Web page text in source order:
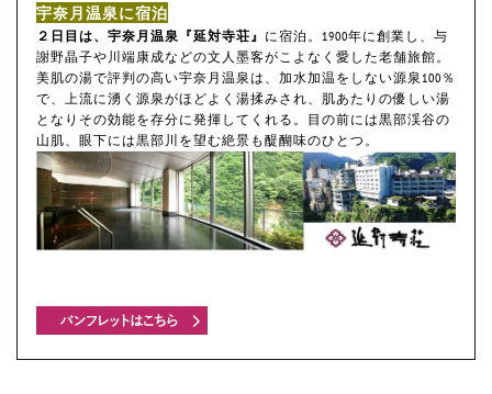
宇奈月温泉に宿泊
２日目は、宇奈月温泉『延対寺荘』 に宿泊。1900年に創業し、与
謝野晶子や川端康成などの文人墨客がこよなく愛した老舗旅館。
美肌の湯で評判の高い宇奈月温泉は、加水加温をしない源泉100％
で、上流に湧く源泉がほどよく湯揉みされ、肌あたりの優しい湯
となりその効能を存分に発揮してくれる。目の前には黒部渓谷の
山肌、眼下には黒部川を望む絶景も醍醐味のひとつ。